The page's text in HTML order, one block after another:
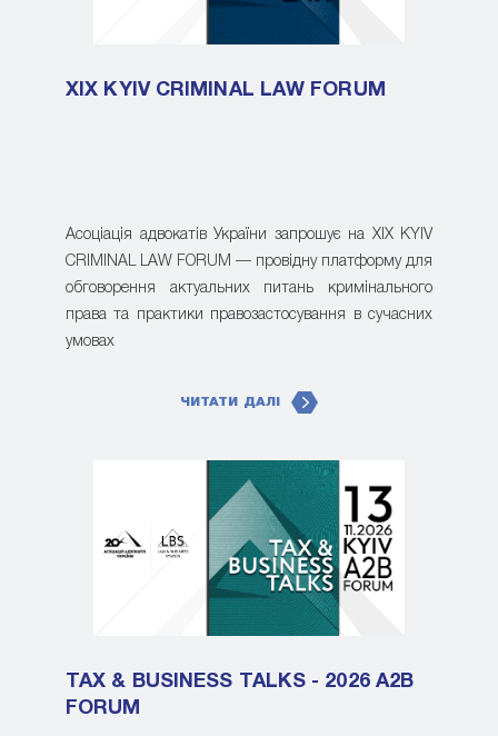
XIX KYIV CRIMINAL LAW FORUM
Асоціація адвокатів України запрошує на XIX KYIV
CRIMINAL LAW FORUM — провідну платформу для
обговорення актуальних питань кримінального
права та практики правозастосування в сучасних
умовах
ЧИТАТИ ДАЛІ
TAX & BUSINESS TALKS - 2026 A2B
FORUM